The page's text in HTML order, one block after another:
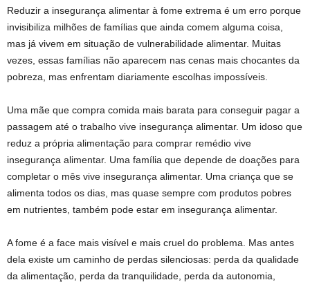
Reduzir a insegurança alimentar à fome extrema é um erro porque
invisibiliza milhões de famílias que ainda comem alguma coisa,
mas já vivem em situação de vulnerabilidade alimentar. Muitas
vezes, essas famílias não aparecem nas cenas mais chocantes da
pobreza, mas enfrentam diariamente escolhas impossíveis.
Uma mãe que compra comida mais barata para conseguir pagar a
passagem até o trabalho vive insegurança alimentar. Um idoso que
reduz a própria alimentação para comprar remédio vive
insegurança alimentar. Uma família que depende de doações para
completar o mês vive insegurança alimentar. Uma criança que se
alimenta todos os dias, mas quase sempre com produtos pobres
em nutrientes, também pode estar em insegurança alimentar.
A fome é a face mais visível e mais cruel do problema. Mas antes
dela existe um caminho de perdas silenciosas: perda da qualidade
da alimentação, perda da tranquilidade, perda da autonomia,